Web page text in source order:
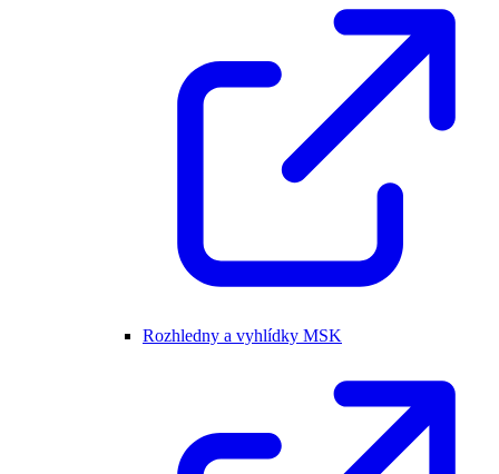
Rozhledny a vyhlídky MSK